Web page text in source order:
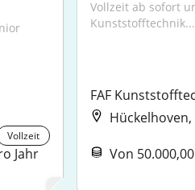
Vollzeit
Jahr
Vollzeit ab sofort
FAF
Hückelhoven,
Von